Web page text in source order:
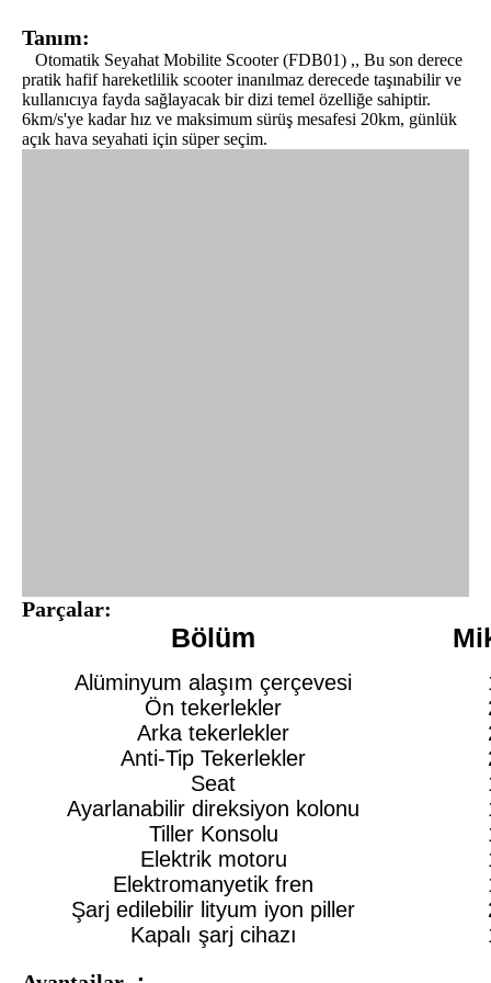
Tanım:
Otomatik Seyahat Mobilite Scooter (FDB01) ,, Bu son derece
pratik hafif hareketlilik scooter inanılmaz derecede taşınabilir ve
kullanıcıya fayda sağlayacak bir dizi temel özelliğe sahiptir.
6km/s'ye kadar hız ve maksimum sürüş mesafesi 20km, günlük
açık hava seyahati için süper seçim.
Parçalar:
Bölüm
Alüminyum alaşım çerçevesi
Ön tekerlekler
Arka tekerlekler
Anti-Tip Tekerlekler
Seat
Ayarlanabilir direksiyon kolonu
Tiller Konsolu
Elektrik motoru
Elektromanyetik fren
Şarj edilebilir lityum iyon piller
Kapalı şarj cihazı